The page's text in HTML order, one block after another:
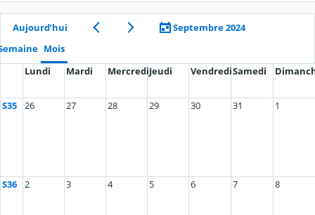
Aujourd’hui
Septembre 2024
Mois
Lundi
Mardi MercrediJeudi VendrediSamedi
S35 26 27 28 29 30 31 1
S36 2 3 4 5 6 7 8